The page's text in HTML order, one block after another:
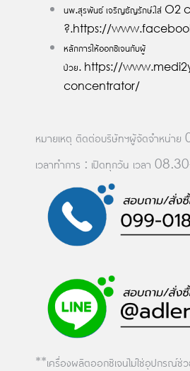
นพ.สุรพันธ์ เจริญธัญรักษ์.ใส่ O2
?.https://
หลักการให้ออกซิเจนกับผู้
ป่วย. https://
concentrator/
หมายเหตุ ติดต่อบริษัทฯผู้จัดจำหน่
เวลาทำการ : เปิดทุกวัน เวลา
**เครื่องผลิตออกซิเจนไม่ใช่อุปกรณ์